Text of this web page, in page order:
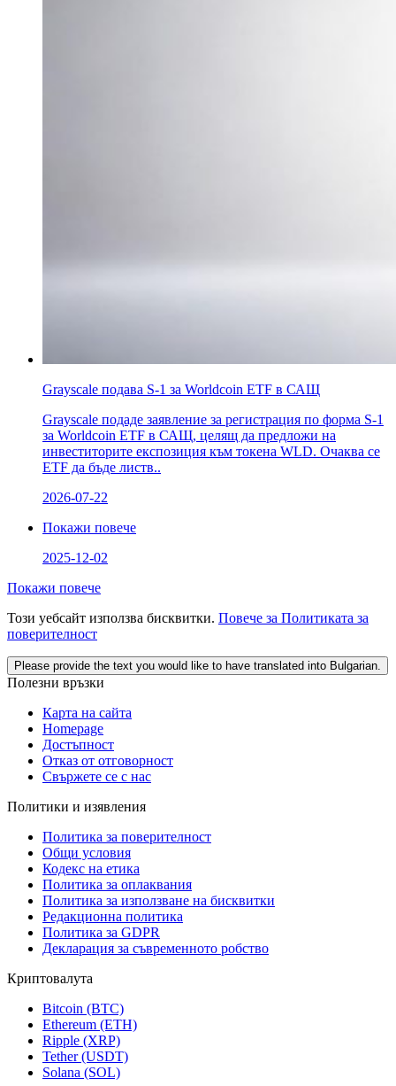
Grayscale подава S-1 за Worldcoin ETF в САЩ
Grayscale подаде заявление за регистрация по форма S-1
за Worldcoin ETF в САЩ, целящ да предложи на
инвеститорите експозиция към токена WLD. Очаква се
ETF да бъде листв..
2026-07-22
Покажи повече
2025-12-02
Покажи повече
Този уебсайт използва бисквитки. Повече за Политиката за
поверителност
Please provide the text you would like to have translated into Bulgarian.
Полезни връзки
Карта на сайта
Homepage
Достъпност
Отказ от отговорност
Свържете се с нас
Политики и изявления
Политика за поверителност
Общи условия
Кодекс на етика
Политика за оплаквания
Политика за използване на бисквитки
Редакционна политика
Политика за GDPR
Декларация за съвременното робство
Криптовалута
Bitcoin (BTC)
Ethereum (ETH)
Ripple (XRP)
Tether (USDT)
Solana (SOL)